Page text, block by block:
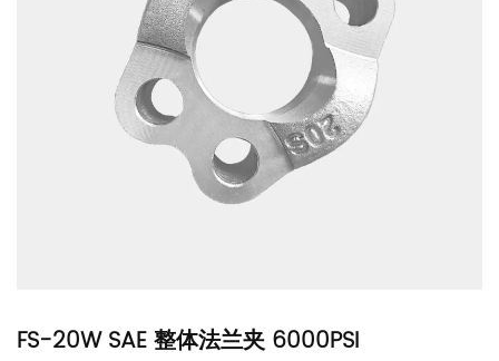
FS-20W SAE 整体法兰夹 6000PSI